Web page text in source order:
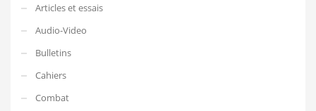
Articles et essais
Audio-Video
Bulletins
Cahiers
Combat